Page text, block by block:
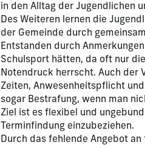
in den Alltag der Jugendlichen
Des Weiteren lernen die
der Gemeinde durch
Entstanden durch
Schulsport hätten, da oft nur
Notendruck herrscht. Auch der
Zeiten, Anwesenheitspflicht und
sogar Bestrafung, wenn man
Ziel ist es flexibel und
Terminfindung einzubeziehen.
Durch das fehlende Angebot